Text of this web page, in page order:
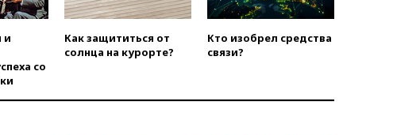
постановил остановить
строительство бального зала в
Белом доме
Ирана
и
со
Как защититься от
солнца на курорте?
Кто изобрел средства
связи?